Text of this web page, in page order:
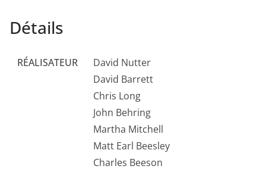
Détails
RÉALISATEUR
David Nutter
David Barrett
Chris Long
John Behring
Martha Mitchell
Matt Earl Beesley
Charles Beeson